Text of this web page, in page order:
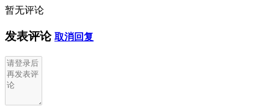
暂无评论
发表评论 取消回复